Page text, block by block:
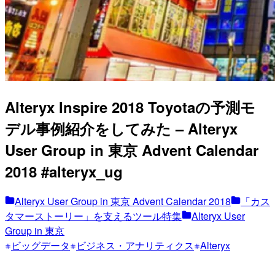
Alteryx Inspire 2018 Toyotaの予測モ
デル事例紹介をしてみた – Alteryx
User Group in 東京 Advent Calendar
2018 #alteryx_ug
Alteryx User Group in 東京 Advent Calendar 2018
「カス
タマーストーリー」を支えるツール特集
Alteryx User
Group in 東京
ビッグデータ
ビジネス・アナリティクス Alteryx